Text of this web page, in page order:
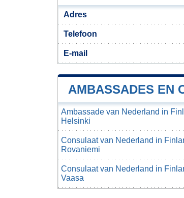
Adres
Telefoon
E-mail
AMBASSADES EN
Ambassade van Nederland in
Helsinki
Consulaat van Nederland in
Rovaniemi
Consulaat van Nederland in
Vaasa